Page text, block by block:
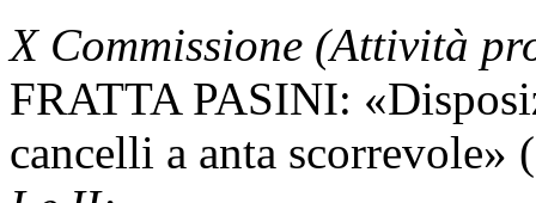
X Commissione (Attività
FRATTA PASINI:
cancelli a anta scorrevole»